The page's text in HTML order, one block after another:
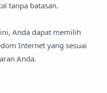
tanpa batasan.
Anda dapat memilih
Internet yang sesuai
Anda.